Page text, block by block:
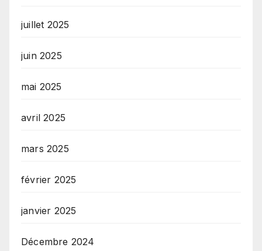
juillet 2025
juin 2025
mai 2025
avril 2025
mars 2025
février 2025
janvier 2025
Décembre 2024